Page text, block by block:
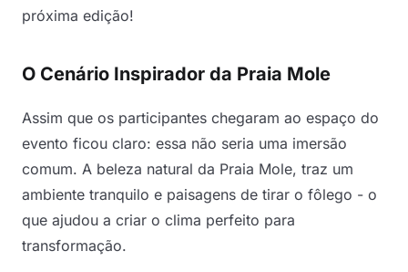
próxima edição!
O Cenário Inspirador da Praia Mole
Assim que os participantes chegaram ao espaço do
evento ficou claro: essa não seria uma imersão
comum. A beleza natural da Praia Mole, traz um
ambiente tranquilo e paisagens de tirar o fôlego - o
que ajudou a criar o clima perfeito para
transformação.